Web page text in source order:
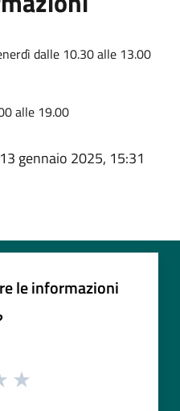
dalle 10.30 alle 13.00
alle 19.00
gennaio 2025, 15:31
le informazioni